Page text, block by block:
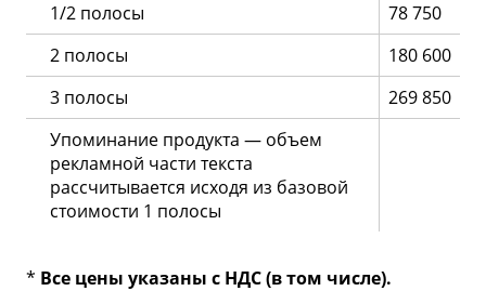
1/2 полосы
78 750
2 полосы
180 600
3 полосы
269 850
Упоминание продукта — объем
рекламной части текста
рассчитывается исходя из базовой
стоимости 1 полосы
* Все цены указаны с НДС (в том числе).